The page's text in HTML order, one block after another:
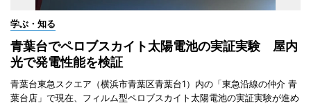
学ぶ・知る
青葉台でペロブスカイト太陽電池の実証実験 屋内
光で発電性能を検証
青葉台東急スクエア（横浜市青葉区青葉台1）内の「東急沿線の仲介 青
葉台店」で現在、フィルム型ペロブスカイト太陽電池の実証実験が進め